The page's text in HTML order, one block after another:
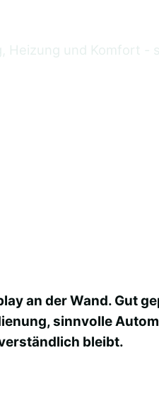
und Komfort -
an der Wand. Gut
sinnvolle
bleibt.